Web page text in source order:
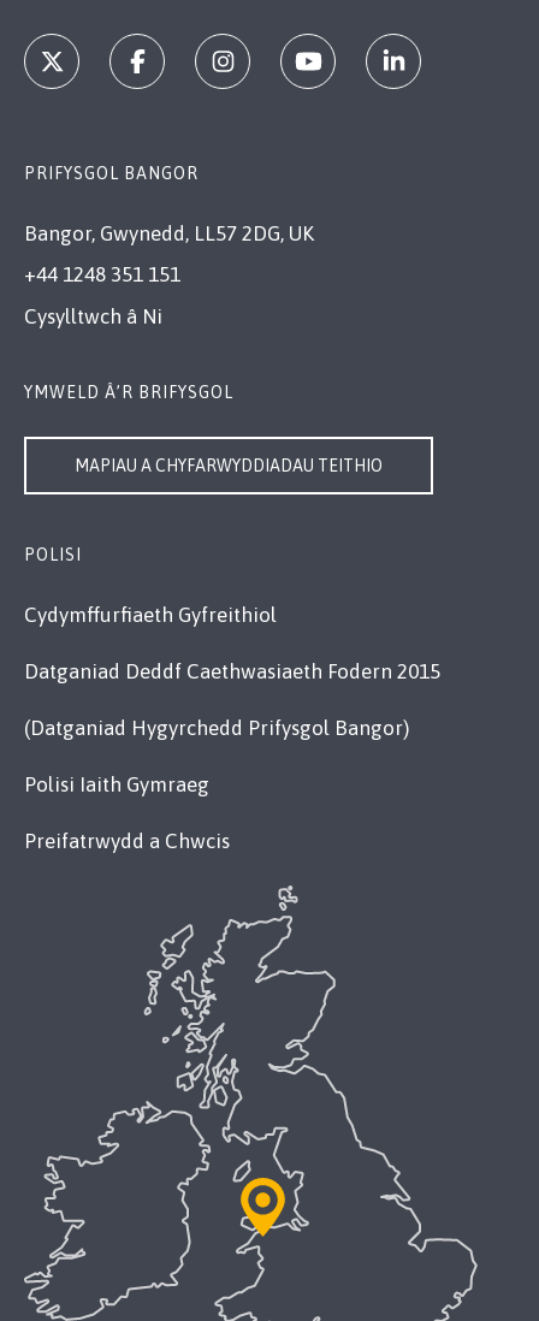
PRIFYSGOL BANGOR
Bangor, Gwynedd, LL57 2DG, UK
+44 1248 351 151
Cysylltwch â Ni
YMWELD Â’R BRIFYSGOL
MAPIAU A CHYFARWYDDIADAU TEITHIO
POLISI
Cydymffurfiaeth Gyfreithiol
Datganiad Deddf Caethwasiaeth Fodern 2015
(Datganiad Hygyrchedd Prifysgol Bangor)
Polisi Iaith Gymraeg
Preifatrwydd a Chwcis